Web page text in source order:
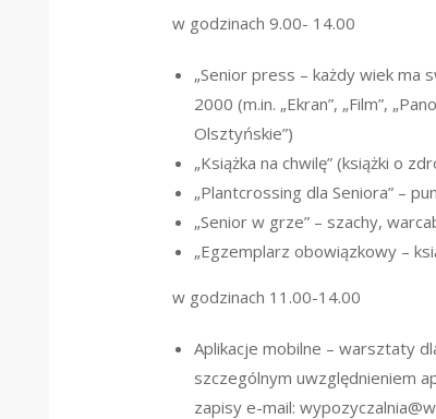
w godzinach 9.00- 14.00
„Senior press – każdy wiek ma
2000 (m.in. „Ekran”, „Film”,
Olsztyńskie”)
„Książka na chwilę” (książki o
„Plantcrossing dla Seniora” –
„Senior w grze” – szachy,
„Egzemplarz obowiązkowy –
w godzinach 11.00-14.00
Aplikacje mobilne – warsztaty
szczególnym uwzględnieniem
zapisy e-mail: